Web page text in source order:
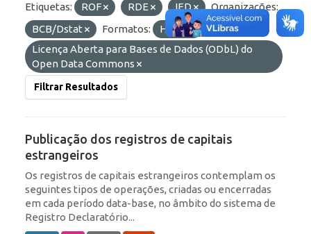
Etiquetas: ROF RDE IED
Organizações:
BCB/Dstat
Formatos: HTML
Licenças:
Licença Aberta para Bases de Dados (ODbL) do
Open Data Commons
Filtrar Resultados
Publicação dos registros de capitais
estrangeiros
Os registros de capitais estrangeiros contemplam os
seguintes tipos de operações, criadas ou encerradas
em cada período data-base, no âmbito do sistema de
Registro Declaratório...